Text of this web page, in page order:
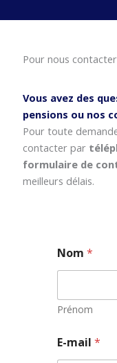
Pour nous contacter
Vous avez des
pensions ou nos
Pour toute
contacter par
formulaire de
meilleurs délais.
Nom*
Prénom
-
m
E-mail*